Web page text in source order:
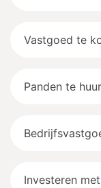
Vastgoed te
Panden te huur
Investeren